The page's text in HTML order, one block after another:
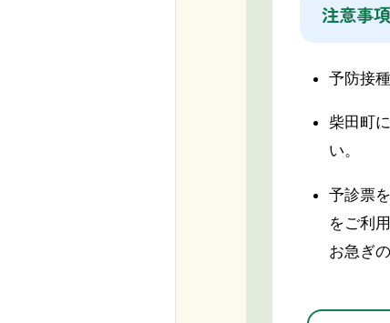
注意事項
予防接
柴田町
い。
予診票
をご利
お急ぎ